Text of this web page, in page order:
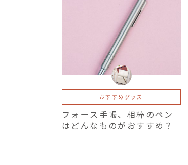
おすすめグッズ
フォース手帳、相棒のペン
はどんなものがおすすめ？